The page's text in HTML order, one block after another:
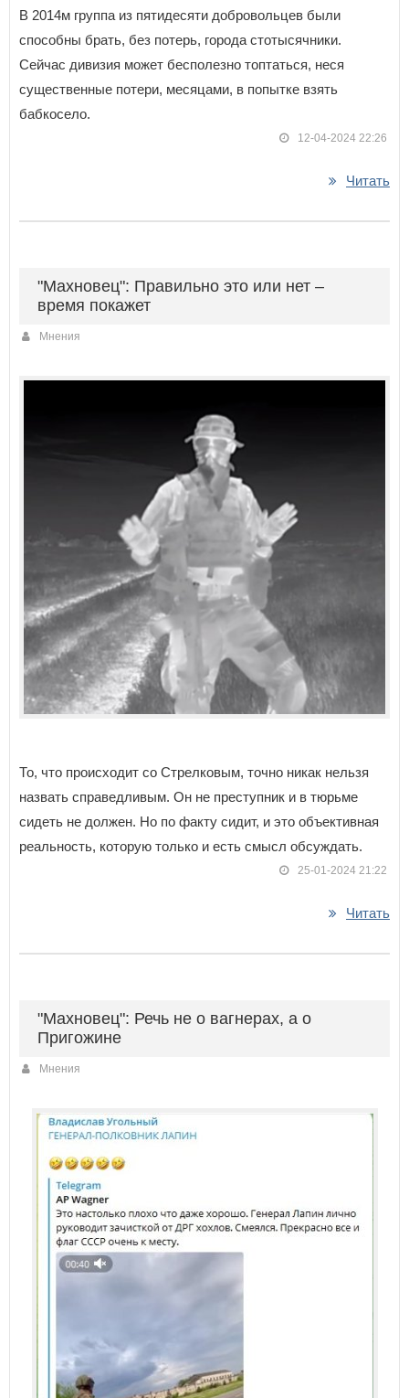
В 2014м группа из пятидесяти добровольцев были
способны брать, без потерь, города стотысячники.
Сейчас дивизия может бесполезно топтаться, неся
существенные потери, месяцами, в попытке взять
бабкосело.
12-04-2024 22:26
Читать
"Махновец": Правильно это или нет –
время покажет
Мнения
То, что происходит со Стрелковым, точно никак нельзя
назвать справедливым. Он не преступник и в тюрьме
сидеть не должен. Но по факту сидит, и это объективная
реальность, которую только и есть смысл обсуждать.
25-01-2024 21:22
Читать
"Махновец": Речь не о вагнерах, а о
Пригожине
Мнения